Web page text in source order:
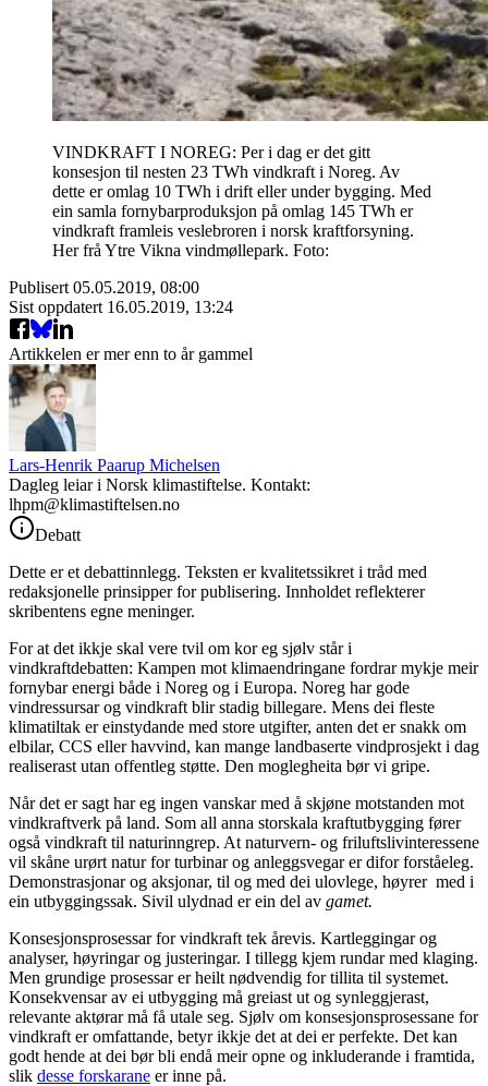
VINDKRAFT I NOREG: Per i dag er det gitt
konsesjon til nesten 23 TWh vindkraft i Noreg. Av
dette er omlag 10 TWh i drift eller under bygging. Med
ein samla fornybarproduksjon på omlag 145 TWh er
vindkraft framleis veslebroren i norsk kraftforsyning.
Her frå Ytre Vikna vindmøllepark. Foto:
Publisert 05.05.2019, 08:00
Sist oppdatert 16.05.2019, 13:24
Artikkelen er mer enn to år gammel
Lars-Henrik Paarup Michelsen
Dagleg leiar i Norsk klimastiftelse. Kontakt:
lhpm@klimastiftelsen.no
Debatt
Dette er et debattinnlegg. Teksten er kvalitetssikret i tråd med
redaksjonelle prinsipper for publisering. Innholdet reflekterer
skribentens egne meninger.
For at det ikkje skal vere tvil om kor eg sjølv står i
vindkraftdebatten: Kampen mot klimaendringane fordrar mykje meir
fornybar energi både i Noreg og i Europa. Noreg har gode
vindressursar og vindkraft blir stadig billegare. Mens dei fleste
klimatiltak er einstydande med store utgifter, anten det er snakk om
elbilar, CCS eller havvind, kan mange landbaserte vindprosjekt i dag
realiserast utan offentleg støtte. Den moglegheita bør vi gripe.
Når det er sagt har eg ingen vanskar med å skjøne motstanden mot
vindkraftverk på land. Som all anna storskala kraftutbygging fører
også vindkraft til naturinngrep. At naturvern- og friluftslivinteressene
vil skåne urørt natur for turbinar og anleggsvegar er difor forståeleg.
Demonstrasjonar og aksjonar, til og med dei ulovlege, høyrer med i
ein utbyggingssak. Sivil ulydnad er ein del av gamet.
Konsesjonsprosessar for vindkraft tek årevis. Kartleggingar og
analyser, høyringar og justeringar. I tillegg kjem rundar med klaging.
Men grundige prosessar er heilt nødvendig for tillita til systemet.
Konsekvensar av ei utbygging må greiast ut og synleggjerast,
relevante aktørar må få utale seg. Sjølv om konsesjonsprosessane for
vindkraft er omfattande, betyr ikkje det at dei er perfekte. Det kan
godt hende at dei bør bli endå meir opne og inkluderande i framtida,
slik desse forskarane er inne på.